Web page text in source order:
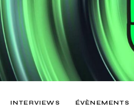
INTERVIEWS ÉVÈNEMENTS